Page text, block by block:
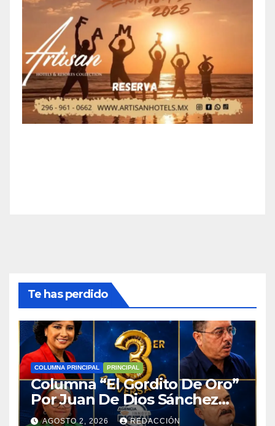
Te has perdido
COLUMNA PRINCIPAL PRINCIPAL
Columna “El Gordito De Oro”
Por Juan De Dios Sánchez
Abreu
AGOSTO 2, 2026 REDACCIÓN